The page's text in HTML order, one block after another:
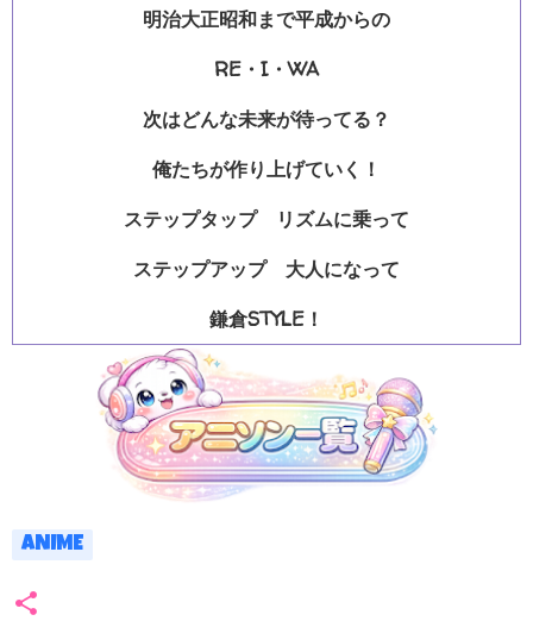
明治大正昭和まで平成からの
RE・I・WA
次はどんな未来が待ってる？
俺たちが作り上げていく！
ステップタップ リズムに乗って
ステップアップ 大人になって
鎌倉STYLE！
ANIME